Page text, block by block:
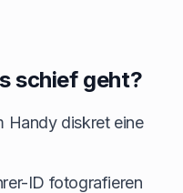
schief geht?
Handy diskret eine
ID fotografieren